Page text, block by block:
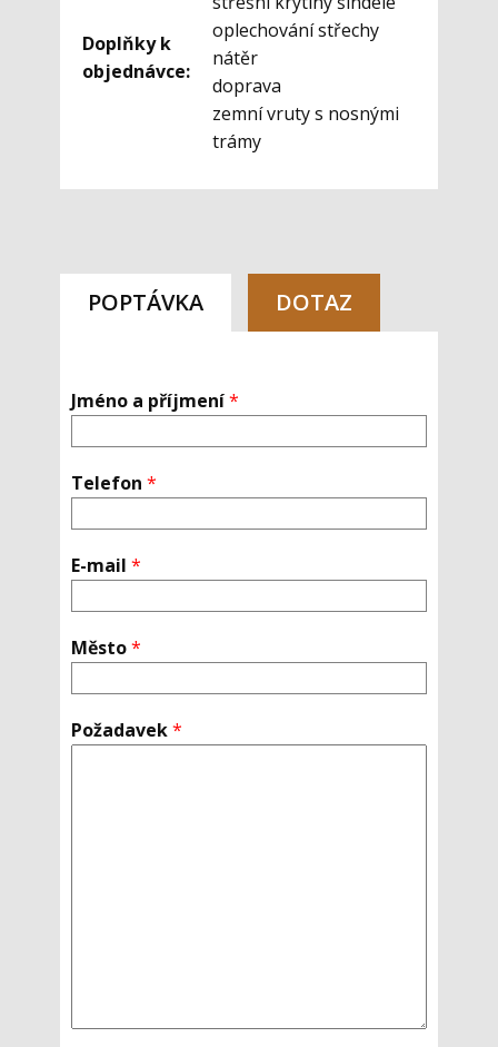
Doplňky k
objednávce:
oplechování střechy
nátěr
doprava
zemní vruty s nosnými
trámy
POPTÁVKA DOTAZ
Jméno a příjmení*
Telefon *
E-mail *
Město*
Požadavek*